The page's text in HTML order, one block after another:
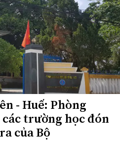
- Huế: Phòng
trường học đón
của Bộ